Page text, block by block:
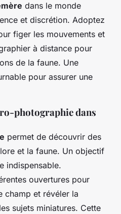
dans le monde
et discrétion. Adoptez
figer les mouvements et
à distance pour
de la faune. Une
pour assurer une
photographie dans
permet de découvrir des
et la faune. Un objectif
indispensable.
ouvertures pour
champ et révéler la
sujets miniatures. Cette